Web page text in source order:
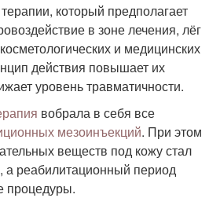
который предполагает
в зоне лечения, лёг
и медицинских
действия повышает их
уровень травматичности.
вобрала в себя все
мезоинъекций. При этом
веществ под кожу стал
реабилитационный период
процедуры.